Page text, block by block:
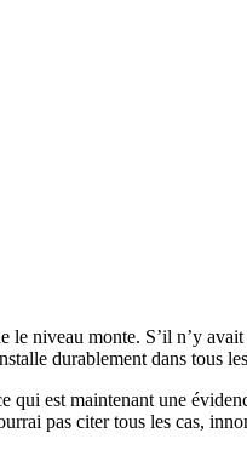
niveau monte. S’il n’y
durablement dans tous
est maintenant une
pas citer tous les cas,